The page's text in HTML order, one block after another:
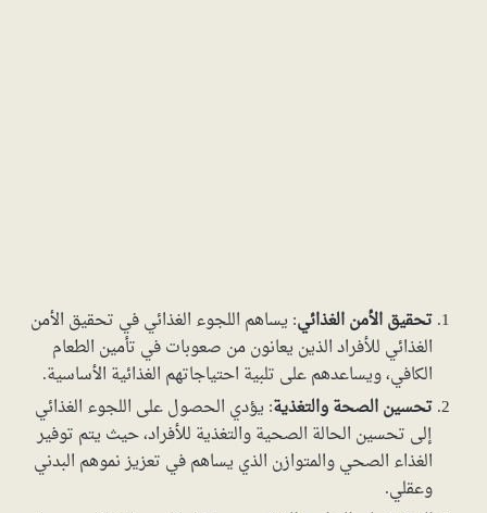
تحقيق الأمن الغذائي: يساهم اللجوء الغذائي في تحقيق الأمن
الغذائي للأفراد الذين يعانون من صعوبات في تأمين الطعام
الكافي، ويساعدهم على تلبية احتياجاتهم الغذائية الأساسية.
تحسين الصحة والتغذية: يؤدي الحصول على اللجوء الغذائي
إلى تحسين الحالة الصحية والتغذية للأفراد، حيث يتم توفير
الغذاء الصحي والمتوازن الذي يساهم في تعزيز نموهم البدني
وعقلي.